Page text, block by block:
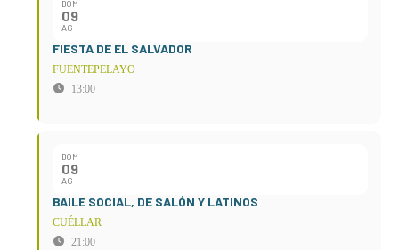
DOM
09
AG
FIESTA DE EL SALVADOR
FUENTEPELAYO
13:00
DOM
09
AG
BAILE SOCIAL, DE SALÓN Y LATINOS
CUÉLLAR
21:00